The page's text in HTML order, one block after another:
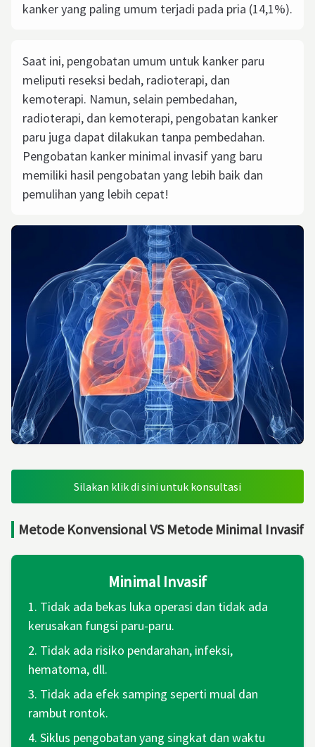
kanker yang paling umum terjadi pada pria (14,1%).
Saat ini, pengobatan umum untuk kanker paru
meliputi reseksi bedah, radioterapi, dan
kemoterapi. Namun, selain pembedahan,
radioterapi, dan kemoterapi, pengobatan kanker
paru juga dapat dilakukan tanpa pembedahan.
Pengobatan kanker minimal invasif yang baru
memiliki hasil pengobatan yang lebih baik dan
pemulihan yang lebih cepat!
Silakan klik di sini untuk konsultasi
Metode Konvensional VS Metode Minimal Invasif
Minimal Invasif
1. Tidak ada bekas luka operasi dan tidak ada
kerusakan fungsi paru-paru.
2. Tidak ada risiko pendarahan, infeksi,
hematoma, dll.
3. Tidak ada efek samping seperti mual dan
rambut rontok.
4. Siklus pengobatan yang singkat dan waktu